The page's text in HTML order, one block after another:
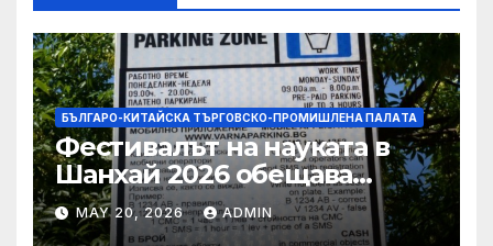
БЪЛГАРО-КИТАЙСКА ТЪРГОВСКО-ПРОМИШЛЕНА ПАЛAТА
Фестивалът на науката в
Шанхай 2026 обещава
вълнуващи научно-
технологични иновации
MAY 20, 2026 ADMIN